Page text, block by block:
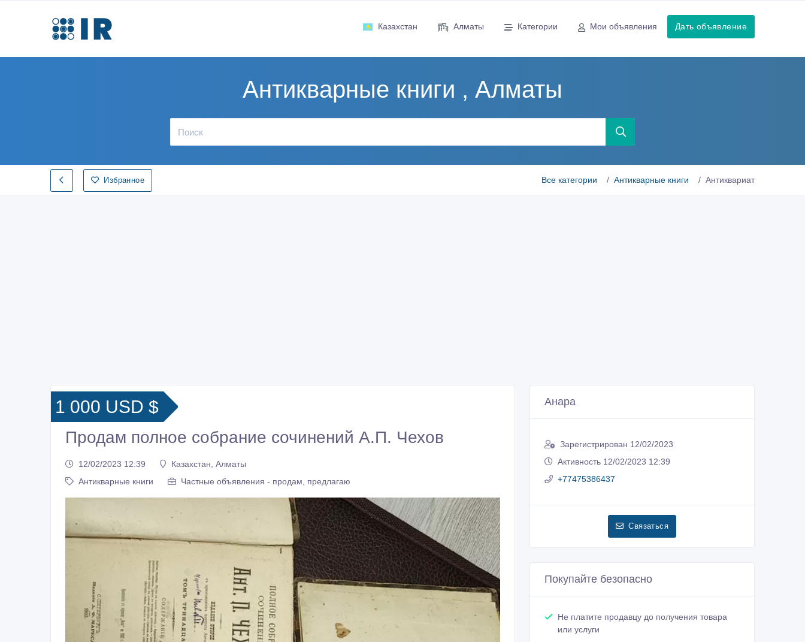
Казахстан Алматы Категории Мои объявления Дать объявление
Антикварные книги , Алматы
Избранное Все категории Антикварные книги Антиквариат
1 000 USD $
Продам полное собрание сочинений А.П. Чехов
12/02/2023 12:39
Казахстан, Алматы
Антикварные книги
Частные объявления - продам, предлагаю
Анара
Зарегистрирован 12/02/2023
Активность 12/02/2023 12:39
+77475386437
Связаться
Покупайте безопасно
Не платите продавцу до получения товара
или услуги